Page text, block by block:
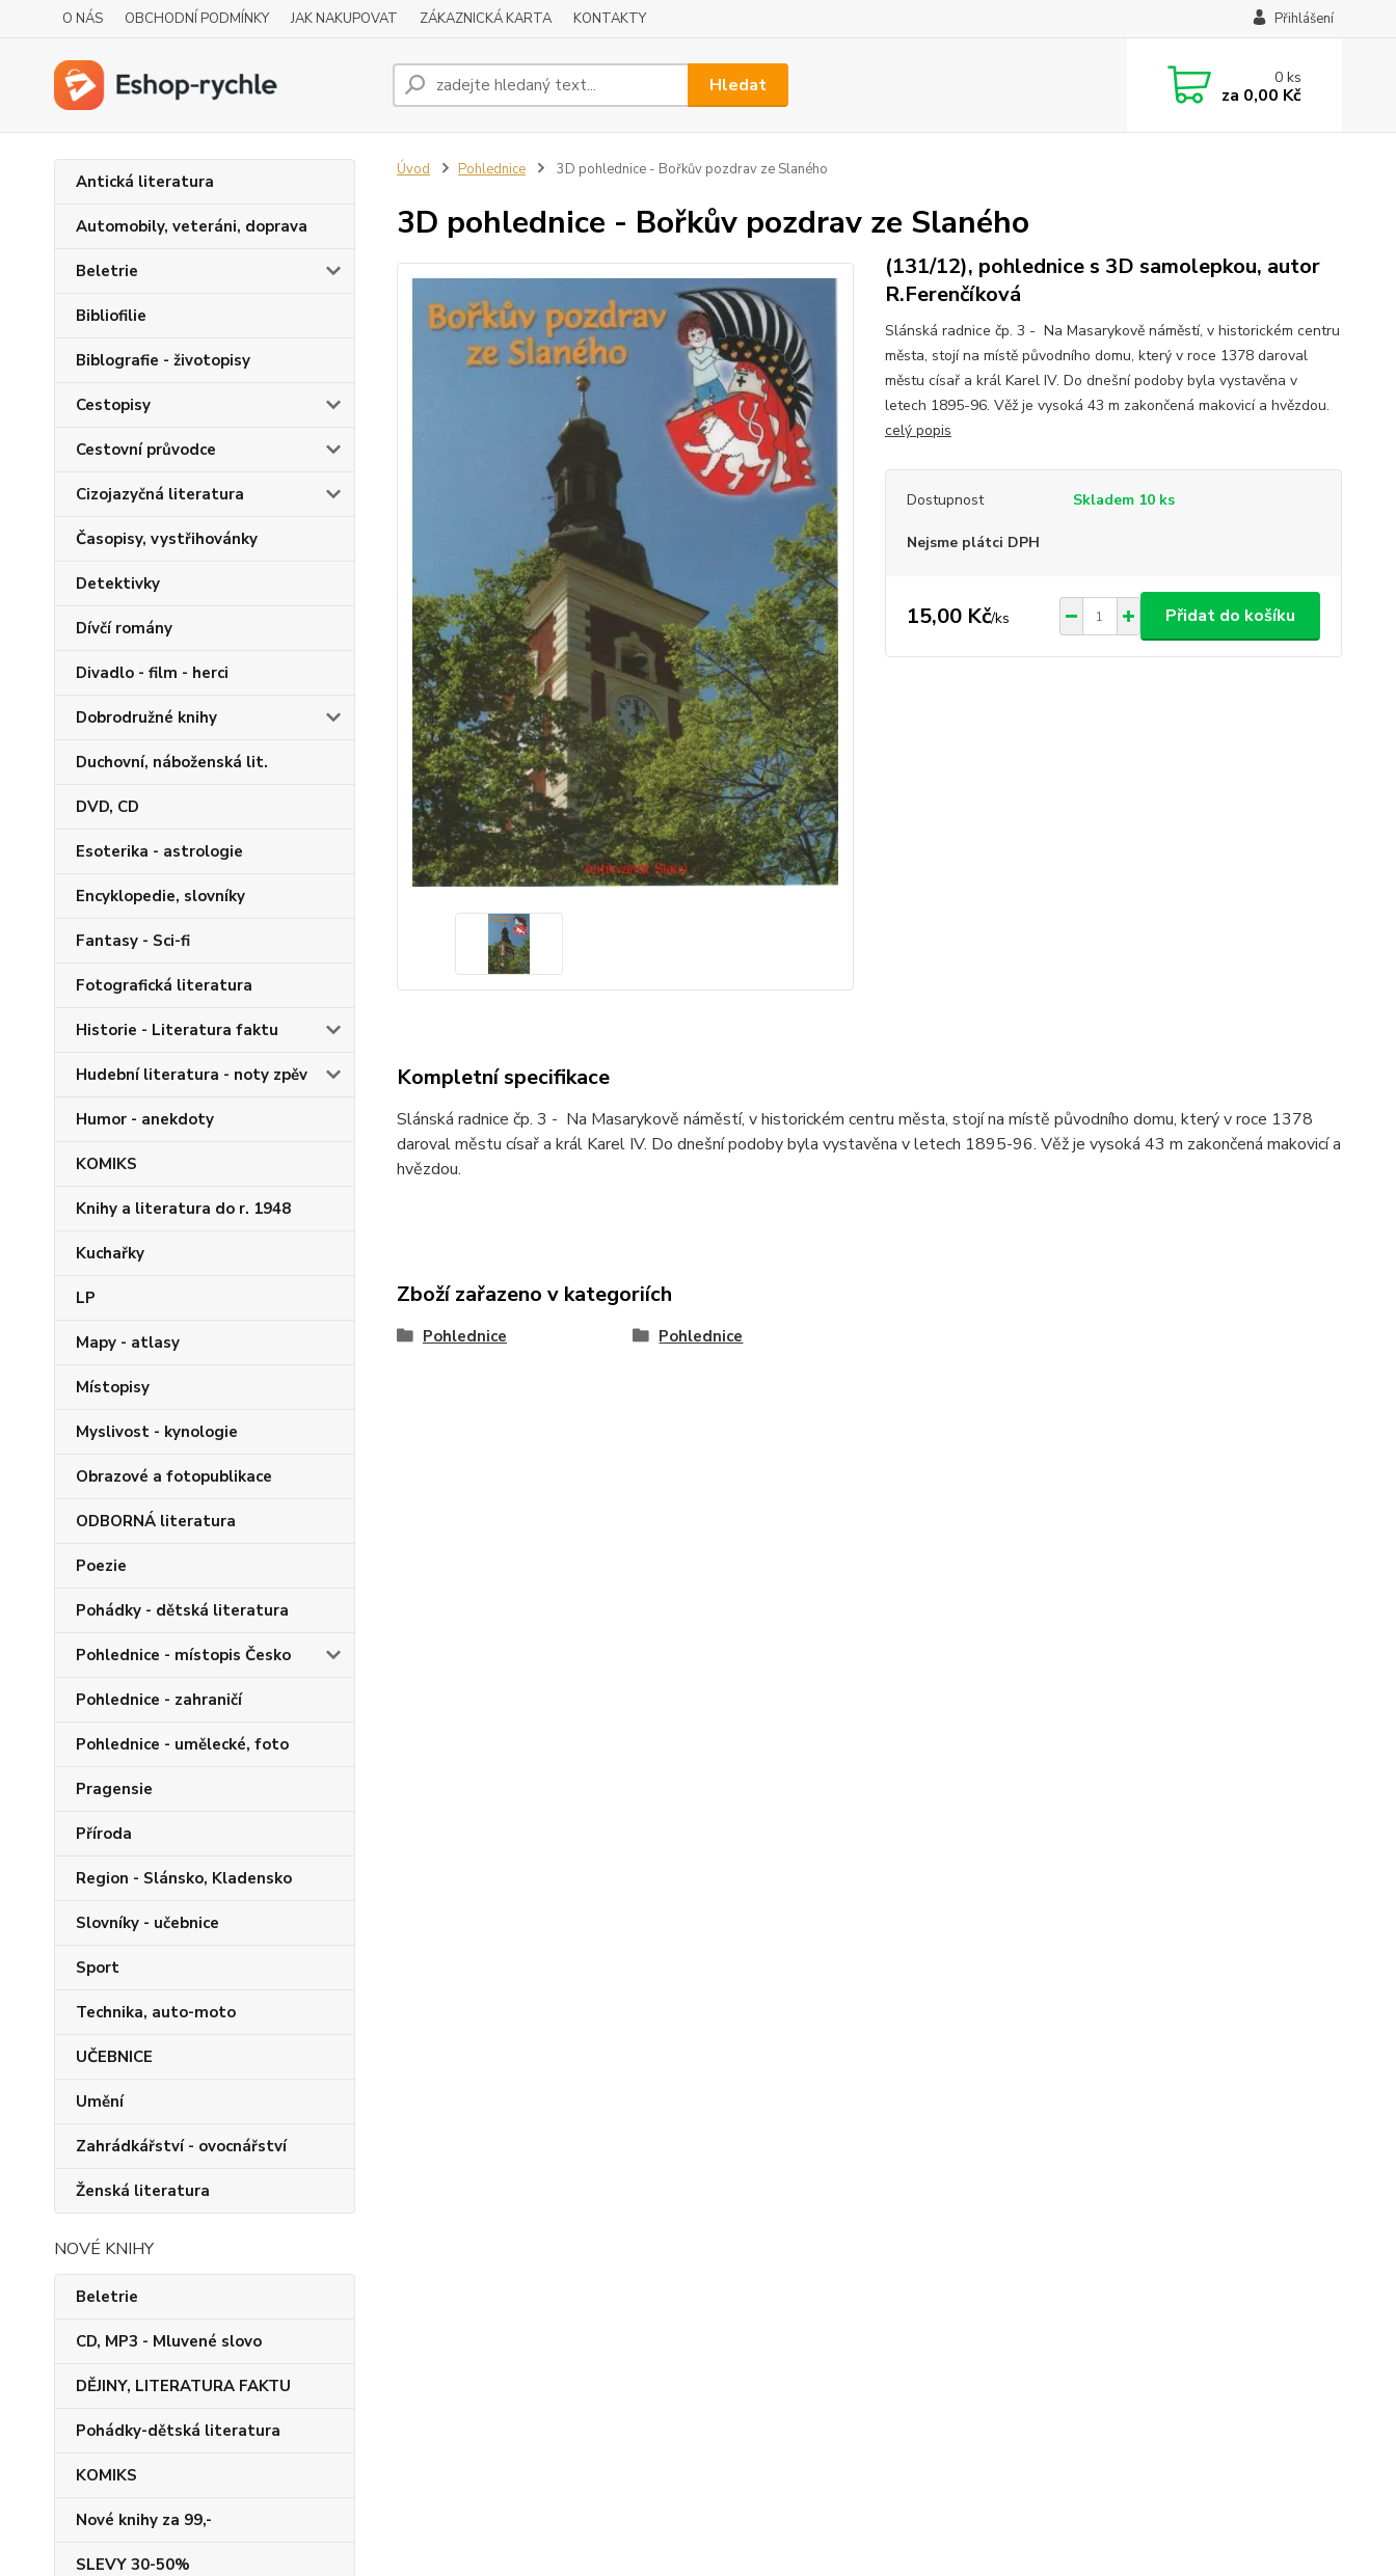
O NÁS OBCHODNÍ PODMÍNKY JAK NAKUPOVAT ZÁKAZNICKÁ KARTA KONTAKTY Přihlášení
Hledat 0ks
za 0,00 Kč
Antická literatura
Automobily, veteráni, doprava
Beletrie
Bibliofilie
Biblografie - životopisy
Cestopisy
Cestovní průvodce
Cizojazyčná literatura
Časopisy, vystřihovánky
Detektivky
Dívčí romány
Divadlo - film - herci
Dobrodružné knihy
Duchovní, náboženská lit.
DVD, CD
Esoterika - astrologie
Encyklopedie, slovníky
Fantasy - Sci-fi
Fotografická literatura
Historie - Literatura faktu
Hudební literatura - noty zpěv
Humor - anekdoty
KOMIKS
Knihy a literatura do r. 1948
Kuchařky
LP
Mapy - atlasy
Místopisy
Myslivost - kynologie
Obrazové a fotopublikace
ODBORNÁ literatura
Poezie
Pohádky - dětská literatura
Pohlednice - místopis Česko
Pohlednice - zahraničí
Pohlednice - umělecké, foto
Pragensie
Příroda
Region - Slánsko, Kladensko
Slovníky - učebnice
Sport
Technika, auto-moto
UČEBNICE
Umění
Zahrádkářství - ovocnářství
Ženská literatura
NOVÉ KNIHY
Beletrie
CD, MP3 - Mluvené slovo
DĚJINY, LITERATURA FAKTU
Pohádky-dětská literatura
KOMIKS
Nové knihy za 99,-
SLEVY 30-50%
Úvod Pohlednice 3D pohlednice - Bořkův pozdrav ze Slaného
3D pohlednice - Bořkův pozdrav ze Slaného
(131/12), pohlednice s 3D samolepkou, autor
R.Ferenčíková
Slánská radnice čp. 3 - Na Masarykově náměstí, v historickém centru
města, stojí na místě původního domu, který v roce 1378 daroval
městu císař a král Karel IV. Do dnešní podoby byla vystavěna v
letech 1895-96. Věž je vysoká 43 m zakončená makovicí a hvězdou.
celý popis
Dostupnost Skladem 10 ks
Nejsme plátci DPH
15,00 Kč/ks Přidat do košíku
Kompletní specifikace
Slánská radnice čp. 3 - Na Masarykově náměstí, v historickém centru města, stojí na místě původního domu, který v roce 1378
daroval městu císař a král Karel IV. Do dnešní podoby byla vystavěna v letech 1895-96. Věž je vysoká 43 m zakončená makovicí a
hvězdou.
Zboží zařazeno v kategoriích
Pohlednice Pohlednice